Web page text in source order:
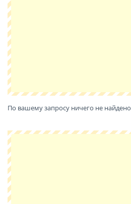
По вашему запросу ничего не найдено